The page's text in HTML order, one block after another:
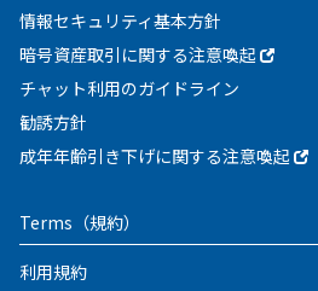
情報セキュリティ基本方針
暗号資産取引に関する注意喚起
チャット利用のガイドライン
勧誘方針
成年年齢引き下げに関する注意喚起
Terms （規約）
利用規約